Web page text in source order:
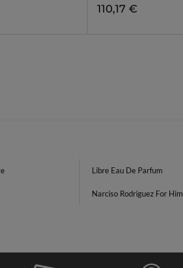
110,17 €
Libre Eau De Parfum
Narciso Rodriguez For Him